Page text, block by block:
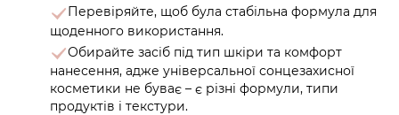
Перевіряйте, щоб була стабільна формула для
щоденного використання.
Обирайте засіб під тип шкіри та комфорт
нанесення, адже універсальної сонцезахисної
косметики не буває – є різні формули, типи
продуктів і текстури.